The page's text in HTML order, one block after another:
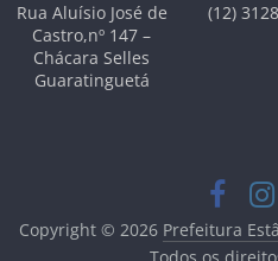
Rua Aluísio José de
Castro,nº 147 –
Chácara Selles
Guaratinguetá
(12)
Copyright © 2026 Prefeitura